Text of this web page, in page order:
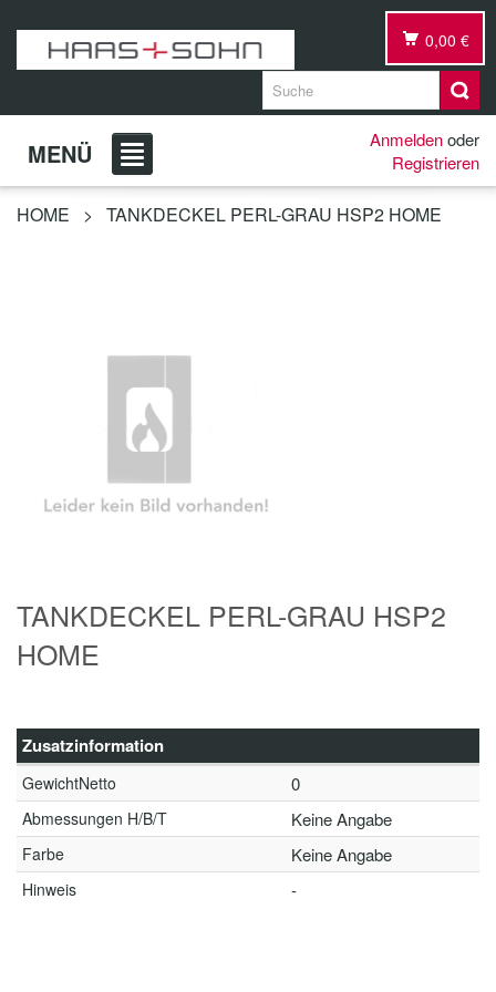
0,00 €
MENÜ Anmeldenoder
Registrieren
HOME > TANKDECKEL PERL-GRAU HSP2 HOME
TANKDECKEL PERL-GRAU HSP2
HOME
Zusatzinformation
GewichtNetto 0
Abmessungen H/B/T Keine Angabe
Farbe Keine Angabe
Hinweis -